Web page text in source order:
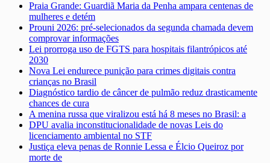
Praia Grande: Guardiã Maria da Penha ampara centenas de
mulheres e detém
Prouni 2026: pré-selecionados da segunda chamada devem
comprovar informações
Lei prorroga uso de FGTS para hospitais filantrópicos até
2030
Nova Lei endurece punição para crimes digitais contra
crianças no Brasil
Diagnóstico tardio de câncer de pulmão reduz drasticamente
chances de cura
A menina russa que viralizou está há 8 meses no Brasil: a
DPU avalia inconstitucionalidade de novas Leis do
licenciamento ambiental no STF
Justiça eleva penas de Ronnie Lessa e Élcio Queiroz por
morte de